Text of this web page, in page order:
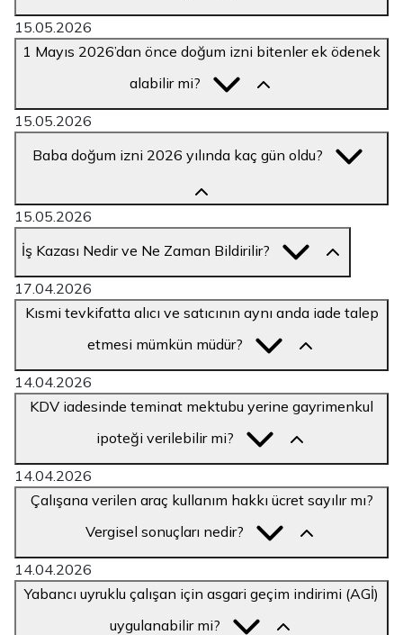
15.05.2026
1 Mayıs 2026’dan önce doğum izni bitenler ek ödenek
alabilir mi?
15.05.2026
Baba doğum izni 2026 yılında kaç gün oldu?
15.05.2026
İş Kazası Nedir ve Ne Zaman Bildirilir?
17.04.2026
Kısmi tevkifatta alıcı ve satıcının aynı anda iade talep
etmesi mümkün müdür?
14.04.2026
KDV iadesinde teminat mektubu yerine gayrimenkul
ipoteği verilebilir mi?
14.04.2026
Çalışana verilen araç kullanım hakkı ücret sayılır mı?
Vergisel sonuçları nedir?
14.04.2026
Yabancı uyruklu çalışan için asgari geçim indirimi (AGİ)
uygulanabilir mi?